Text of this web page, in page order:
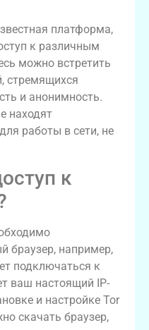
платформа,
к различным
можно встретить
стремящихся
и анонимность.
находят
работы в сети, не
к
браузер, например,
подключаться к
ваш настоящий IP-
и настройке Tor
скачать браузер,